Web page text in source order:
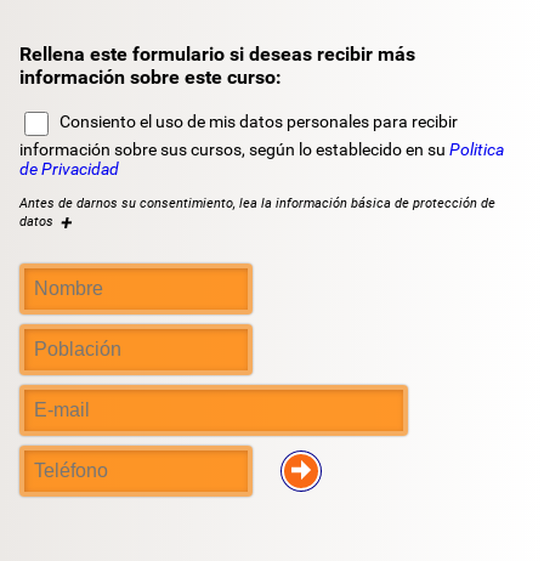
Rellena este formulario si deseas recibir más
información sobre este curso:
Consiento el uso de mis datos personales para recibir
información sobre sus cursos, según lo establecido en su Politica
de Privacidad
Antes de darnos su consentimiento, lea la información básica de protección de
datos +